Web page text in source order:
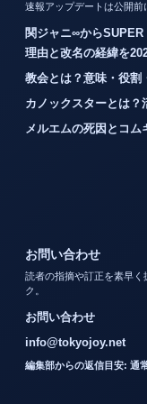
速報アップデートは公開前
関ジャニ∞から
理由と改名の経緯を
教会とは？意味・役割
カノックスターとは？
メルエムの死因とコム
お問い合わせ
読者の指摘や訂正を素早く
ク。
お問い合わせ
info@tokyojoy.net
編集部からの返信目安: 通